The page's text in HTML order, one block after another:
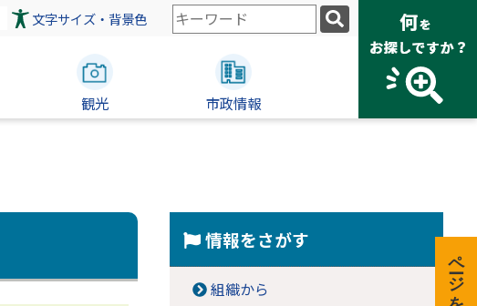
文字サイズ・背景色
検
索
ー
観光 市政情報
情報をさがす
組織から
ページを保存